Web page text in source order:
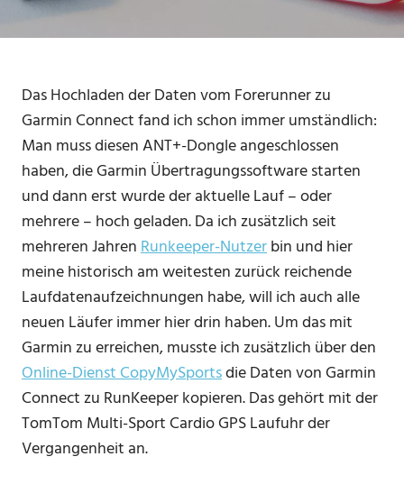
Das Hochladen der Daten vom Forerunner zu
Garmin Connect fand ich schon immer umständlich:
Man muss diesen ANT+-Dongle angeschlossen
haben, die Garmin Übertragungssoftware starten
und dann erst wurde der aktuelle Lauf – oder
mehrere – hoch geladen. Da ich zusätzlich seit
mehreren JahrenRunkeeper-Nutzerbin und hier
meine historisch am weitesten zurück reichende
Laufdatenaufzeichnungen habe, will ich auch alle
neuen Läufer immer hier drin haben. Um das mit
Garmin zu erreichen, musste ich zusätzlich über den
Online-Dienst CopyMySportsdie Daten von Garmin
Connect zu RunKeeper kopieren. Das gehört mit der
TomTom Multi-Sport Cardio GPS Laufuhr der
Vergangenheit an.